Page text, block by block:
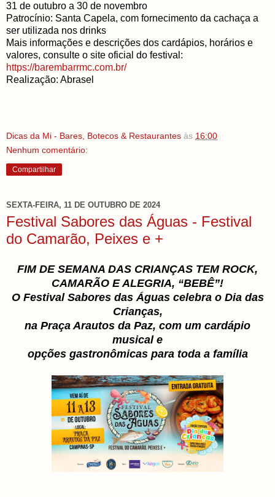
31 de outubro a 30 de novembro
Patrocínio: Santa Capela, com fornecimento da cachaça a
ser utilizada nos drinks
Mais informações e descrições dos cardápios, horários e
valores, consulte o site oficial do festival:
https://barembarrmc.com.br/
Realização: Abrasel
Dicas da Mi - Bares, Botecos & Restaurantes às 16:00
Nenhum comentário:
Compartilhar
SEXTA-FEIRA, 11 DE OUTUBRO DE 2024
Festival Sabores das Águas - Festival
do Camarão, Peixes e +
FIM DE SEMANA DAS CRIANÇAS TEM ROCK,
CAMARÃO E ALEGRIA, “BEBÊ”!
O Festival Sabores das Águas celebra o Dia das
Crianças,
na Praça Arautos da Paz, com um cardápio
musical e
opções gastronômicas para toda a família